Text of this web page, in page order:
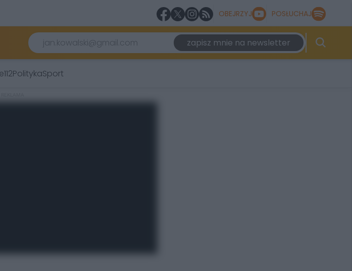
OBEJRZYJ POSŁUCHAJ
zapisz mnie na newsletter
112PolitykaSport